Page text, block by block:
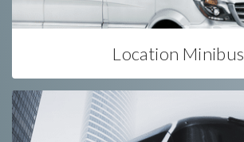
Location Minibus